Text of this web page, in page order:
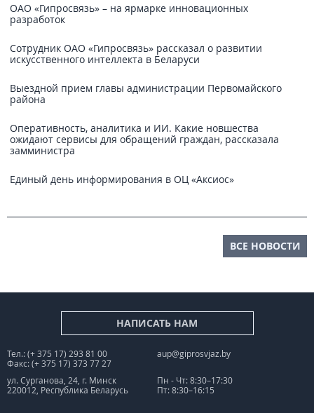
ОАО «Гипросвязь» – на ярмарке инновационных
разработок
Сотрудник ОАО «Гипросвязь» рассказал о развитии
искусственного интеллекта в Беларуси
Выездной прием главы администрации Первомайского
района
Оперативность, аналитика и ИИ. Какие новшества
ожидают сервисы для обращений граждан, рассказала
замминистра
Единый день информирования в ОЦ «Аксиос»
ВСЕ НОВОСТИ
НАПИСАТЬ НАМ
Тел.: (+ 375 17) 293 81 00
Факс: (+ 375 17) 373 77 27
aup@giprosvjaz.by
ул. Сурганова, 24, г. Минск
220012, Республика Беларусь
Пн - Чт: 8:30–17:30
Пт: 8:30–16:15